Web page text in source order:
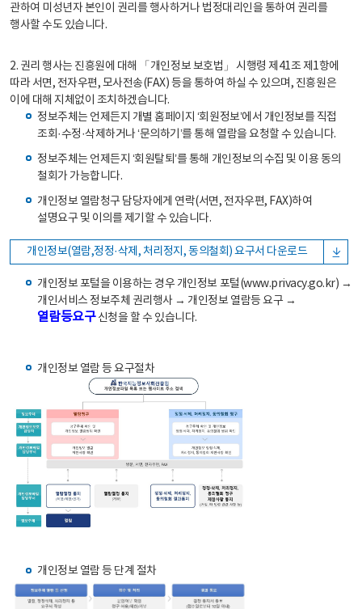
관하여 미성년자 본인이 권리를 행사하거나 법정대리인을 통하여 권리를
행사할 수도 있습니다.
2. 권리 행사는 진흥원에 대해 「개인정보 보호법」 시행령 제41조 제1항에
따라 서면, 전자우편, 모사전송(FAX) 등을 통하여 하실 수 있으며, 진흥원은
이에 대해 지체없이 조치하겠습니다.
정보주체는 언제든지 개별 홈페이지 ‘회원정보’에서 개인정보를 직접
조회·수정·삭제하거나 ‘문의하기’를 통해 열람을 요청할 수 있습니다.
정보주체는 언제든지 ‘회원탈퇴’를 통해 개인정보의 수집 및 이용 동의
철회가 가능합니다.
개인정보 열람청구 담당자에게 연락(서면, 전자우편, FAX)하여
설명요구 및 이의를 제기할 수 있습니다.
개인정보(열람,정정·삭제, 처리정지, 동의철회) 요구서 다운로드
개인정보 포털을 이용하는 경우 개인정보 포털(www.privacy.go.kr) →
개인서비스 정보주체 권리행사 → 개인정보 열람등 요구 →
열람등요구신청을 할 수 있습니다.
개인정보 열람 등 요구절차
개인정보 열람 등 단계 절차